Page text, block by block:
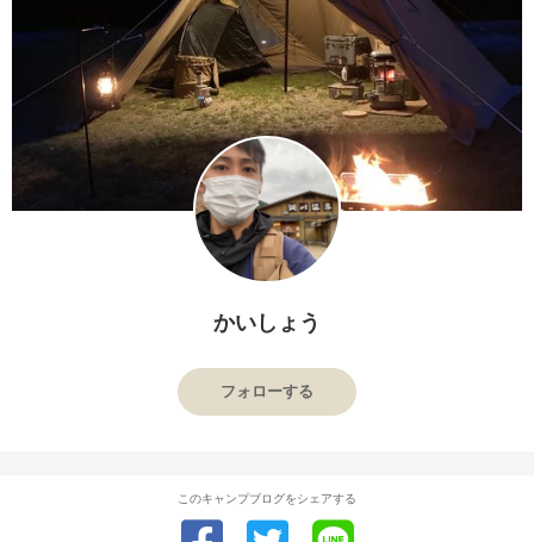
かいしょう
フォローする
このキャンプブログをシェアする